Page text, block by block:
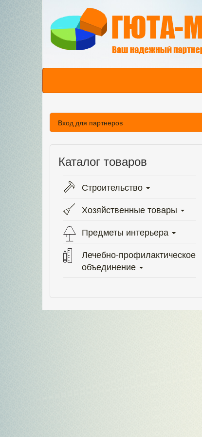
Вход для партнеров
Каталог товаров
Строительство
Хозяйственные товары
Предметы интерьера
Лечебно-профилактическое
объединение